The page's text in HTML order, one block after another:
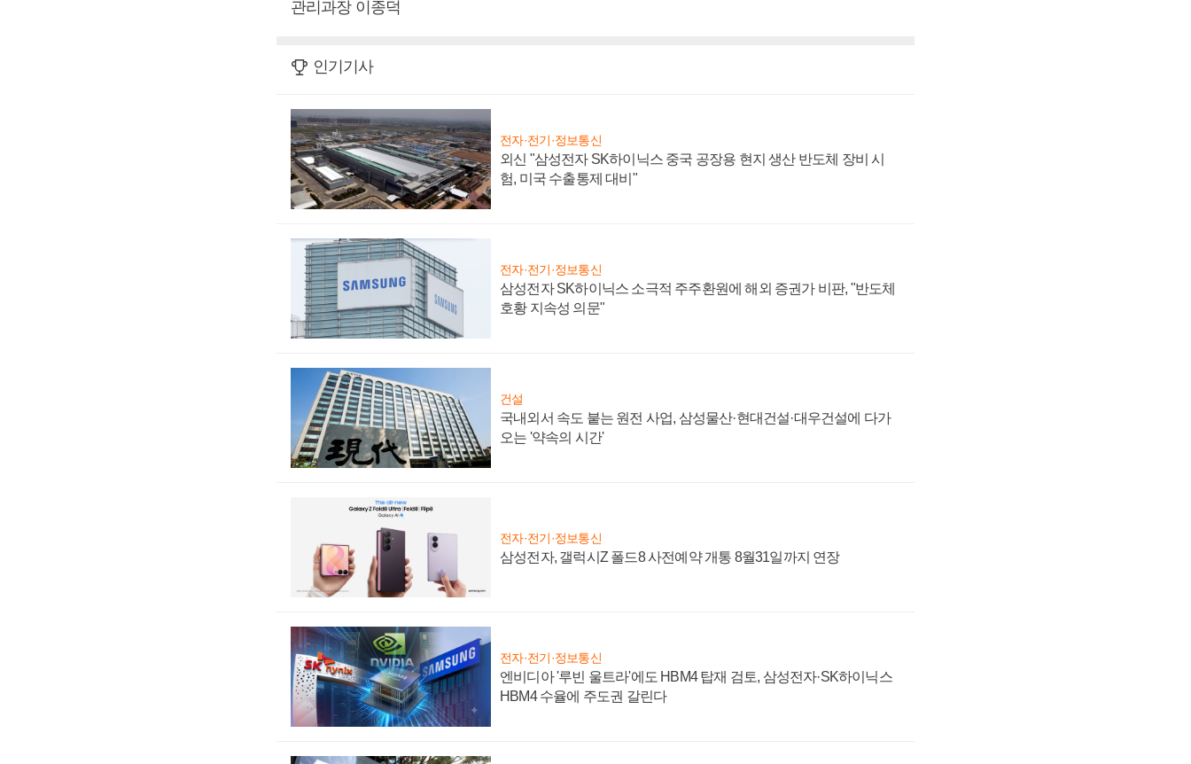
관리과장 이종덕
인기기사
전자·전기·정보통신
외신 "삼성전자 SK하이닉스 중국 공장용 현지 생산 반도체 장비 시
험, 미국 수출통제 대비"
전자·전기·정보통신
삼성전자 SK하이닉스 소극적 주주환원에 해외 증권가 비판, "반도체
호황 지속성 의문"
건설
국내외서 속도 붙는 원전 사업, 삼성물산·현대건설·대우건설에 다가
오는 '약속의 시간'
전자·전기·정보통신
삼성전자, 갤럭시Z 폴드8 사전예약 개통 8월31일까지 연장
전자·전기·정보통신
엔비디아 '루빈 울트라'에도 HBM4 탑재 검토, 삼성전자·SK하이닉스
HBM4 수율에 주도권 갈린다